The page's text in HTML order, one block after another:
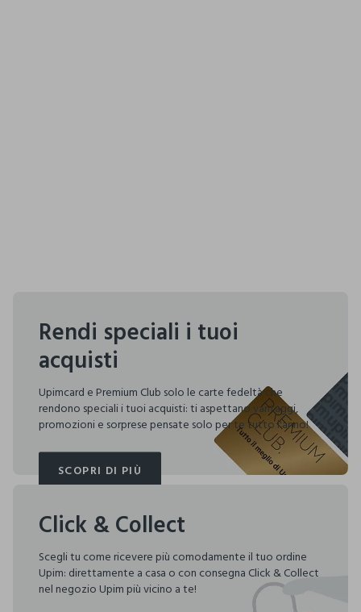
Rendi speciali i tuoi
acquisti
Upimcard e Premium Club solo le carte fedeltà che
rendono speciali i tuoi acquisti: ti aspettano vantaggi,
promozioni e sorprese pensate solo per te tutto l'anno!
SCOPRI DI PIÙ
SCOPRI DI PIÙ
Click & Collect
Scegli tu come ricevere più comodamente il tuo ordine
Upim: direttamente a casa o con consegna Click & Collect
nel negozio Upim più vicino a te!